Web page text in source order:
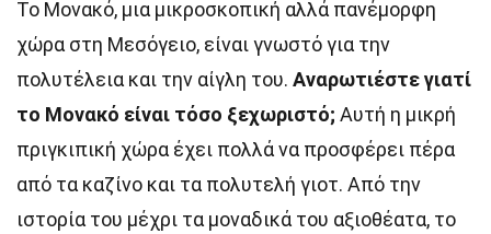
Το Μονακό, μια μικροσκοπική αλλά πανέμορφη
χώρα στη Μεσόγειο, είναι γνωστό για την
πολυτέλεια και την αίγλη του. Αναρωτιέστε γιατί
το Μονακό είναι τόσο ξεχωριστό; Αυτή η μικρή
πριγκιπική χώρα έχει πολλά να προσφέρει πέρα
από τα καζίνο και τα πολυτελή γιοτ. Από την
ιστορία του μέχρι τα μοναδικά του αξιοθέατα, το